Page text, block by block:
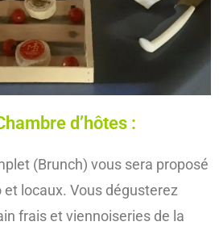
d’hôtes :
(Brunch) vous sera proposé
locaux. Vous dégusterez
frais et viennoiseries de la